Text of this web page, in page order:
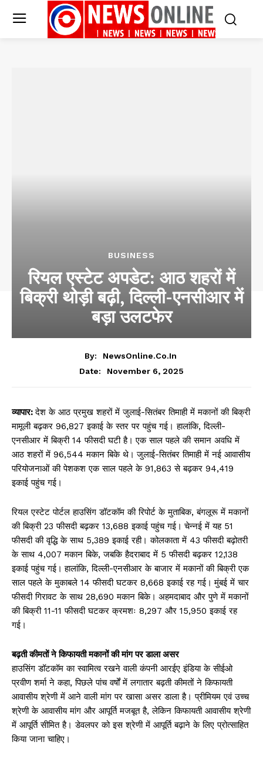
BUSINESS
रियल एस्टेट अपडेट: आठ शहरों में
बिक्री थोड़ी बढ़ी, दिल्ली-एनसीआर में
बड़ा उलटफेर
By:
NewsOnline.co.in
Date:
November 6, 2025
व्यापार:देश के आठ प्रमुख शहरों में जुलाई-सितंबर तिमाही में मकानों की बिक्री
मामूली बढ़कर 96,827 इकाई के स्तर पर पहुंच गई। हालांकि, दिल्ली-
एनसीआर में बिक्री 14 फीसदी घटी है। एक साल पहले की समान अवधि में
आठ शहरों में 96,544 मकान बिके थे। जुलाई-सितंबर तिमाही में नई आवासीय
परियोजनाओं की पेशकश एक साल पहले के 91,863 से बढ़कर 94,419
इकाई पहुंच गई।
रियल एस्टेट पोर्टल हाउसिंग डॉटकॉम की रिपोर्ट के मुताबिक, बंगलूरू में मकानों
की बिक्री 23 फीसदी बढ़कर 13,688 इकाई पहुंच गई। चेन्नई में यह 51
फीसदी की वृद्धि के साथ 5,389 इकाई रही। कोलकाता में 43 फीसदी बढ़ोतरी
के साथ 4,007 मकान बिके, जबकि हैदराबाद में 5 फीसदी बढ़कर 12,138
इकाई पहुंच गई। हालांकि, दिल्ली-एनसीआर के बाजार में मकानों की बिक्री एक
साल पहले के मुकाबले 14 फीसदी घटकर 8,668 इकाई रह गई। मुंबई में चार
फीसदी गिरावट के साथ 28,690 मकान बिके। अहमदाबाद और पुणे में मकानों
की बिक्री 11-11 फीसदी घटकर क्रमशः 8,297 और 15,950 इकाई रह
गई।
बढ़ती कीमतों ने किफायती मकानों की मांग पर डाला असर
हाउसिंग डॉटकॉम का स्वामित्व रखने वाली कंपनी आरईए इंडिया के सीईओ
प्रवीण शर्मा ने कहा, पिछले पांच वर्षों में लगातार बढ़ती कीमतों ने किफायती
आवासीय श्रेणी में आने वाली मांग पर खासा असर डाला है। प्रीमियम एवं उच्च
श्रेणी के आवासीय मांग और आपूर्ति मजबूत है, लेकिन किफायती आवासीय श्रेणी
में आपूर्ति सीमित है। डेवलपर को इस श्रेणी में आपूर्ति बढ़ाने के लिए प्रोत्साहित
किया जाना चाहिए।